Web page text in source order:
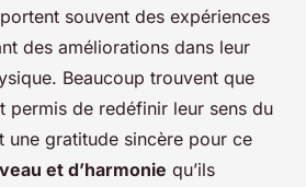
souvent des expériences
des améliorations dans leur
Beaucoup trouvent que
permis de redéfinir leur sens du
une gratitude sincère pour ce
et d’harmonie qu’ils